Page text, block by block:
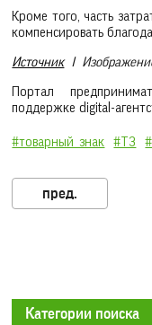
Кроме того, часть
компенсировать
ИсточникI
Портал
поддержке digital-
#товарный_знак #ТЗ
Категории поиска